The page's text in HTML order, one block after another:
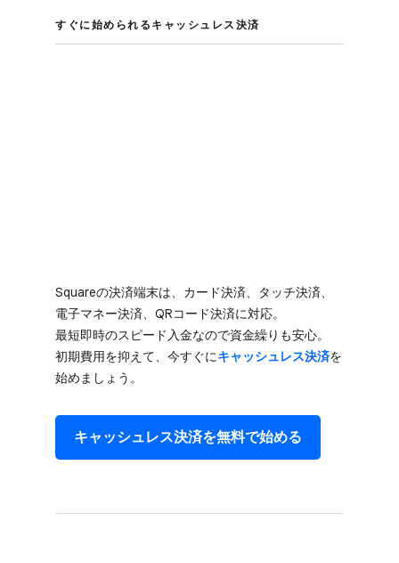
すぐに​始められる​キャッシュレス決済
Squareの​決済端末は、​カード決済、​タッチ決済、​
電子マネー決済、​QRコード決済に​対応。​
最短即時の​スピード入金なので​資金繰りも​安心。​
初期費用を​抑えて、​今すぐに​キャッシュレス決済を​
始めましょう。
キャッシュレス決済を​無料で​始める